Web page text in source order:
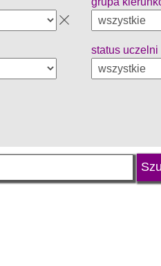
status uczelni